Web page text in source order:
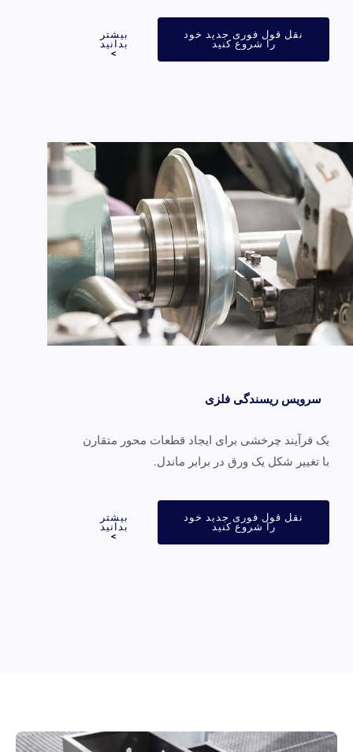
نقل قول فوری جدید خود
را شروع کنید
سرویس ریسندگی فلزی
فرآیند چرخشی برای ایجاد قطعات محور متقارن
تغییر شکل یک ورق در برابر ماندل.
نقل قول فوری جدید خود
را شروع کنید